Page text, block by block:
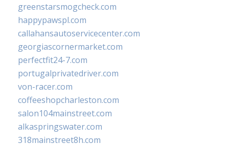
greenstarsmogcheck.com
happypawspl.com
callahansautoservicecenter.com
georgiascornermarket.com
perfectfit24-7.com
portugalprivatedriver.com
von-racer.com
coffeeshopcharleston.com
salon104mainstreet.com
alkaspringswater.com
318mainstreet8h.com